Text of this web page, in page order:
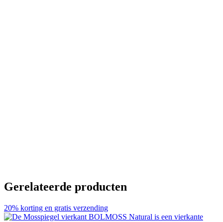
Gerelateerde producten
20% korting en gratis verzending